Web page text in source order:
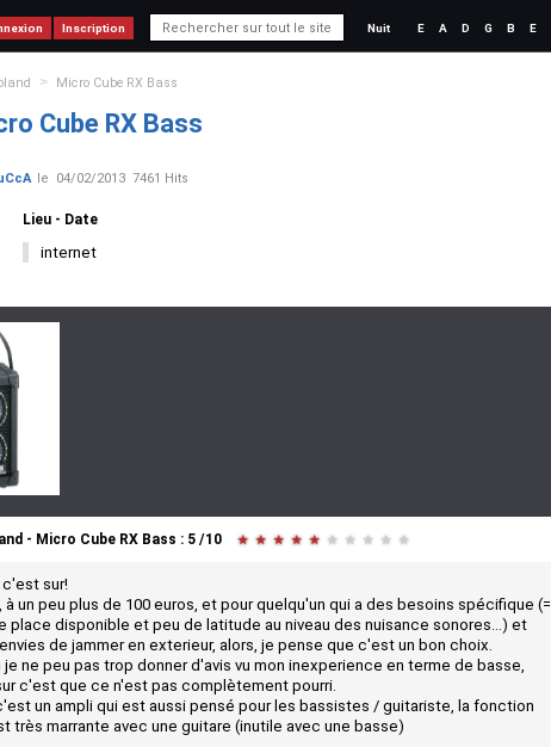
Inscription Nuit E A D G B E
> Micro Cube RX Bass
Cube RX Bass
le 04/02/2013 7461 Hits
Lieu - Date
internet
- Micro Cube RX Bass : 5 /10 ★ ★ ★ ★ ★ ★ ★ ★ ★ ★
sur!
un peu plus de 100 euros, et pour quelqu'un qui a des besoins spécifique (=
place disponible et peu de latitude au niveau des nuisance sonores...) et
de jammer en exterieur, alors, je pense que c'est un bon choix.
je ne peu pas trop donner d'avis vu mon inexperience en terme de basse,
c'est que ce n'est pas complètement pourri.
un ampli qui est aussi pensé pour les bassistes / guitariste, la fonction
très marrante avec une guitare (inutile avec une basse)